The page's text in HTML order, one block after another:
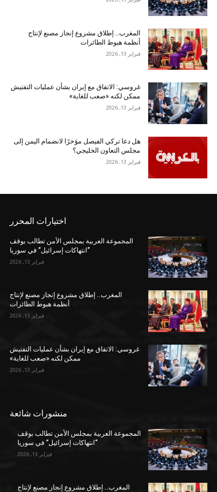
المغرب.. إطلاق مشروع إنجاز مصنع لإنتاج
أنظمة هبوط الطائرات
فبراير 13, 2026
غروسي: الاتفاق مع إيران بشأن عمليات التفتيش
ممكن لكنه «صعب للغاية»
فبراير 13, 2026
هل دعا تركي الفيصل مؤخرًا لانضمام اليمن إلى
مجلس التعاون الخليجي؟
فبراير 13, 2026
اختيارات المحرر
المجموعة العربية بمجلس الأمن تطالب بوقف
“انتهاكات إسرائيل” في سوريا
فبراير 13, 2026
المغرب.. إطلاق مشروع إنجاز مصنع لإنتاج
أنظمة هبوط الطائرات
فبراير 13, 2026
غروسي: الاتفاق مع إيران بشأن عمليات التفتيش
ممكن لكنه «صعب للغاية»
فبراير 13, 2026
منشورات شائعة
المجموعة العربية بمجلس الأمن تطالب بوقف
“انتهاكات إسرائيل” في سوريا
فبراير 13, 2026
المغرب.. إطلاق مشروع إنجاز مصنع لإنتاج